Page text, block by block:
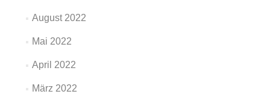
August 2022
Mai 2022
April 2022
März 2022